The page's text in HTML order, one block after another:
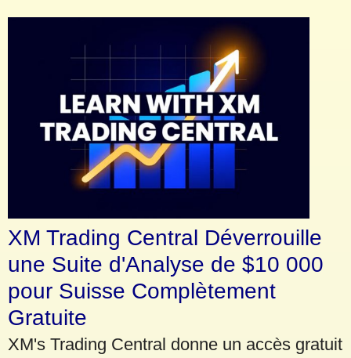
XM Trading Central Déverrouille
une Suite d'Analyse de $10 000
pour Suisse Complètement
Gratuite
XM's Trading Central donne un accès gratuit